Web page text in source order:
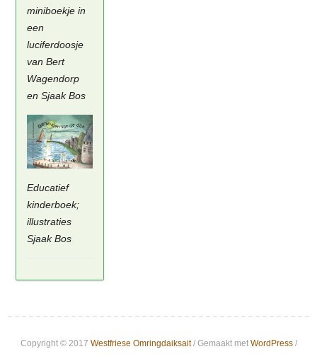
miniboekje in
een
luciferdoosje
van Bert
Wagendorp
en Sjaak Bos
Educatief
kinderboek;
illustraties
Sjaak Bos
Copyright © 2017 Westfriese Omringdaiksait/ Gemaakt met WordPress/